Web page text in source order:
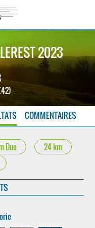
2023
COMMENTAIRES
Duo
24 km